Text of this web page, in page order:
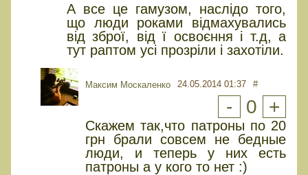
А все це гамузом, наслідо того,
що люди роками відмахувались
від зброї, від ї освоєння і т.д, а
тут раптом усі прозріли і захотіли.
Максим Москаленко 24.05.2014 01:37 #
- 0 +
Скажем так,что патроны по 20
грн брали совсем не бедные
люди, и теперь у них есть
патроны а у кого то нет :)